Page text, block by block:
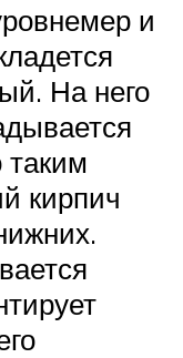
и
На него
таким
кирпич